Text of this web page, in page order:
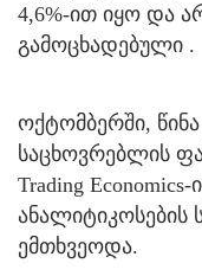
4,6%-ით იყო და
გამოცხადებული .
ოქტომბერში,
საცხოვრებლის
Trading
ემთხვეოდა.